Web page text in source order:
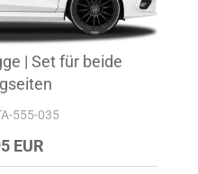
| Set für beide
555-035
EUR